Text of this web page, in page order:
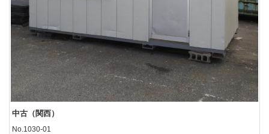
中古（関西）
No.1030-01